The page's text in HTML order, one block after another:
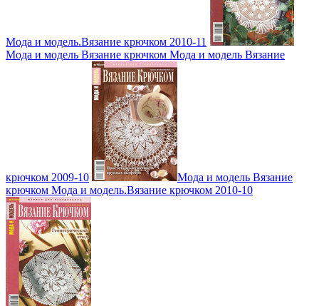
Мода и модель.Вязание крючком 2010-11
Мода и модель Вязание крючком Мода и модель Вязание
крючком 2009-10
Мода и модель Вязание
крючком Мода и модель.Вязание крючком 2010-10